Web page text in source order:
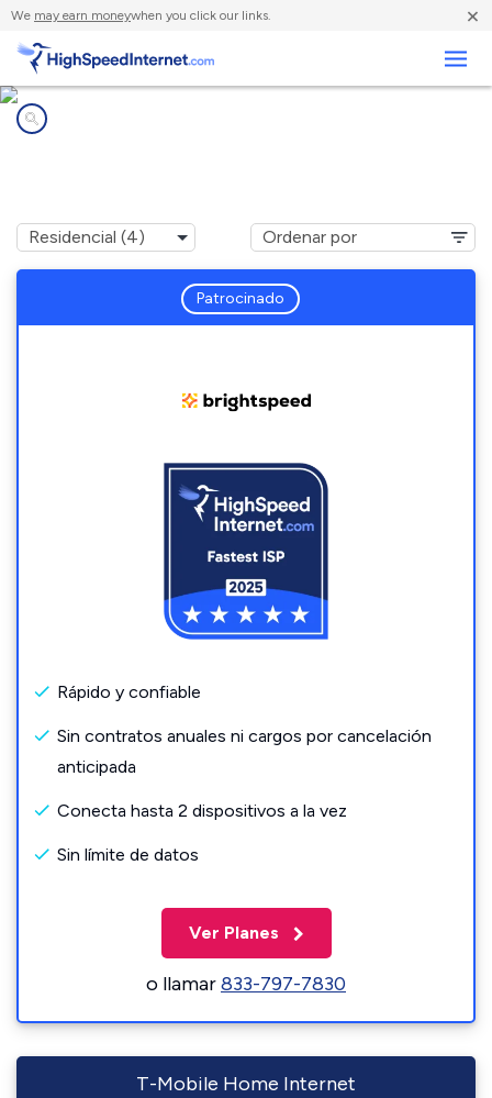
We may earn moneywhen you click our links. ×
Patrocinado
Rápido y confiable
Sin contratos anuales ni cargos por cancelación
anticipada
Conecta hasta 2 dispositivos a la vez
Sin límite de datos
Ver Planes
o llamar833-797-7830
T-Mobile Home Internet